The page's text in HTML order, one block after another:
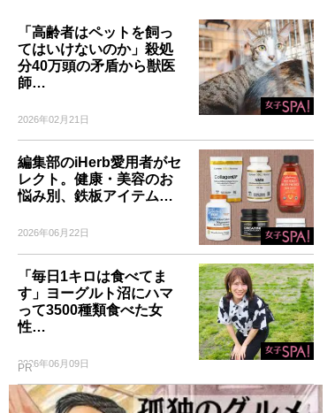
「高齢者はペットを飼っ
てはいけないのか」殺処
分40万頭の矛盾から獣医
師…
2026年02月21日
編集部のiHerb愛用者がセ
レクト。健康・美容のお
悩み別、鉄板アイテム…
2026年06月22日
「毎日1キロは食べてま
す」ヨーグルト沼にハマ
って3500種類食べた女
性…
2026年06月09日
PR